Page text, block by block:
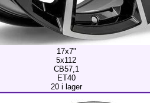
17x7"
5x112
CB57,1
ET40
20 i lager